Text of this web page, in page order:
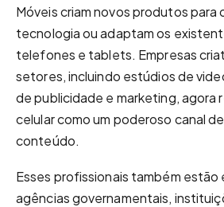
Móveis criam novos produtos para
tecnologia ou adaptam os
telefones e tablets. Empresas
setores, incluindo estúdios de
de publicidade e marketing, agora
celular como um poderoso canal
conteúdo.
Esses profissionais também estão
agências governamentais,